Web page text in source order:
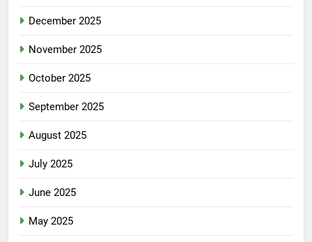
December 2025
November 2025
October 2025
September 2025
August 2025
July 2025
June 2025
May 2025